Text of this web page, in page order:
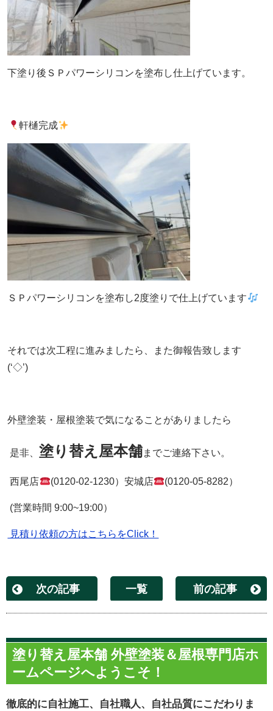
下塗り後ＳＰパワーシリコンを塗布し仕上げています。
軒樋完成
ＳＰパワーシリコンを塗布し2度塗りで仕上げています
それでは次工程に進みましたら、また御報告致します
(‘◇’)ゞ
外壁塗装・屋根塗装で気になることがありましたら
是非、 塗り替え屋本舗までご連絡下さい。
西尾店 (0120-02-1230）安城店 (0120-05-8282）
(営業時間 9:00~19:00）
見積り依頼の方はこちらをClick！
次の記事 一覧 前の記事
塗り替え屋本舗 外壁塗装＆屋根専門店ホ
ームページへようこそ！
徹底的に自社施工、自社職人、自社品質にこだわりま